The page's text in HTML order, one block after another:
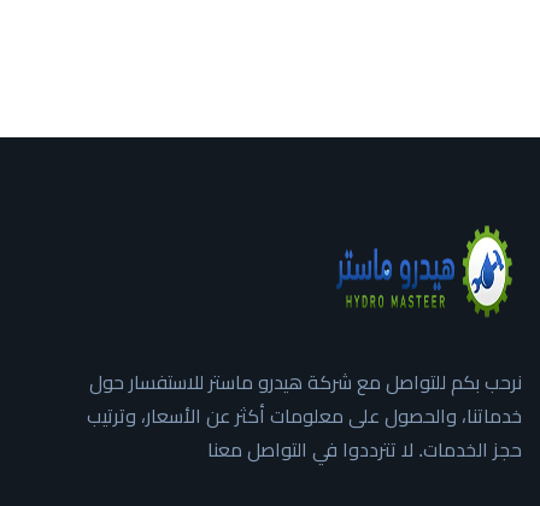
نرحب بكم للتواصل مع شركة هيدرو ماستر للاستفسار حول
خدماتنا، والحصول على معلومات أكثر عن الأسعار، وترتيب
حجز الخدمات. لا تترددوا في التواصل معنا